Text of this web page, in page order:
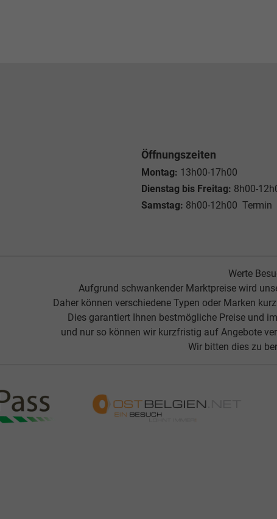
Öffnungszeiten
Montag: 13h00-17h00
Dienstag bis Freitag: 8h00-
Samstag: 8h00-12h00 Termin
Werte
Aufgrund schwankender Marktpreise wird
Daher können verschiedene Typen oder Marken
Dies garantiert Ihnen bestmögliche Preise und
und nur so können wir kurzfristig auf Angebote
Wir bitten dies zu